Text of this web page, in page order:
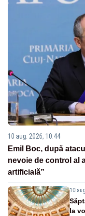
10 aug. 2026, 10:44
Emil Boc, după
nevoie de control al
artificială”
10
la